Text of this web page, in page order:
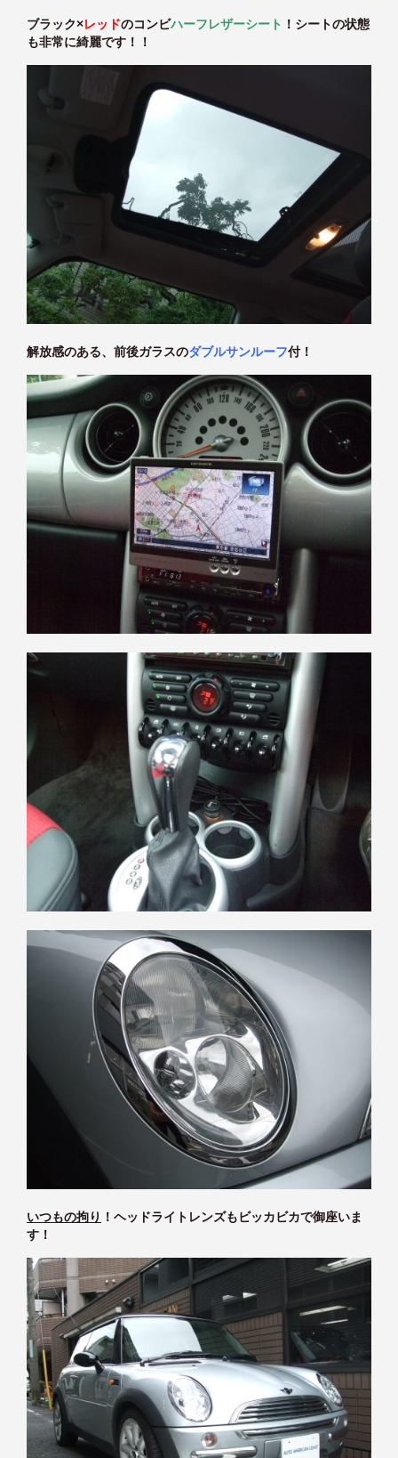
ブラック×レッドのコンビハーフレザーシート ！シートの状態
も非常に綺麗です！！
解放感のある、前後ガラスのダブルサンルーフ付！
いつもの拘り ！ヘッドライトレンズもビッカビカで御座いま
す！